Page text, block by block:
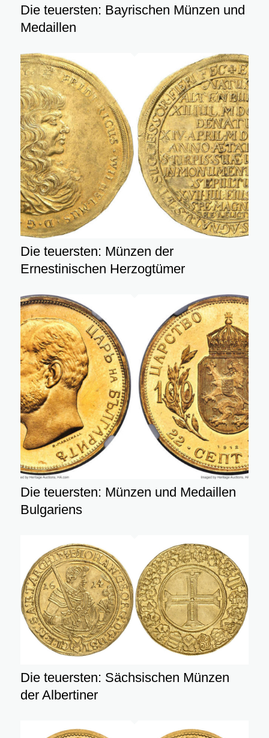
Die teuersten: Bayrischen Münzen und
Medaillen
Die teuersten: Münzen der
Ernestinischen Herzogtümer
Die teuersten: Münzen und Medaillen
Bulgariens
Die teuersten: Sächsischen Münzen
der Albertiner